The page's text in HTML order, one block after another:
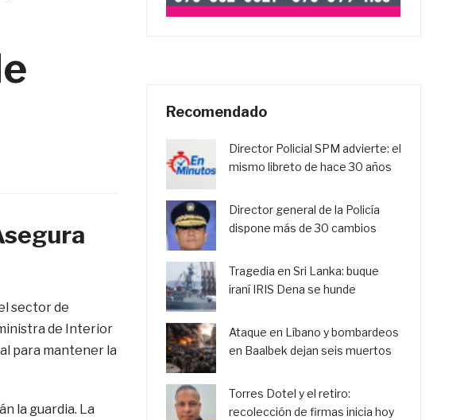
sector de
de Interior
para mantener la
la guardia. La
Recomendado
Director Policial SPM advierte: el
mismo libreto de hace 30 años
Director general de la Policía
dispone más de 30 cambios
Tragedia en Sri Lanka: buque
iraní IRIS Dena se hunde
Ataque en Líbano y bombardeos
en Baalbek dejan seis muertos
Torres Dotel y el retiro:
recolección de firmas inicia hoy